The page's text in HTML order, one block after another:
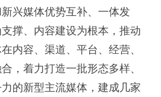
兴媒体优势互补、一体发
撑、内容建设为根本，推动
内容、渠道、平台、经营、
，着力打造一批形态多样、
的新型主流媒体，建成几家